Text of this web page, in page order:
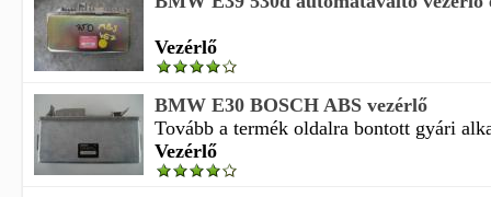
Vezérlő
BMW E30 BOSCH ABS vezérlő
Tovább a termék oldalra bontott gyári
Vezérlő